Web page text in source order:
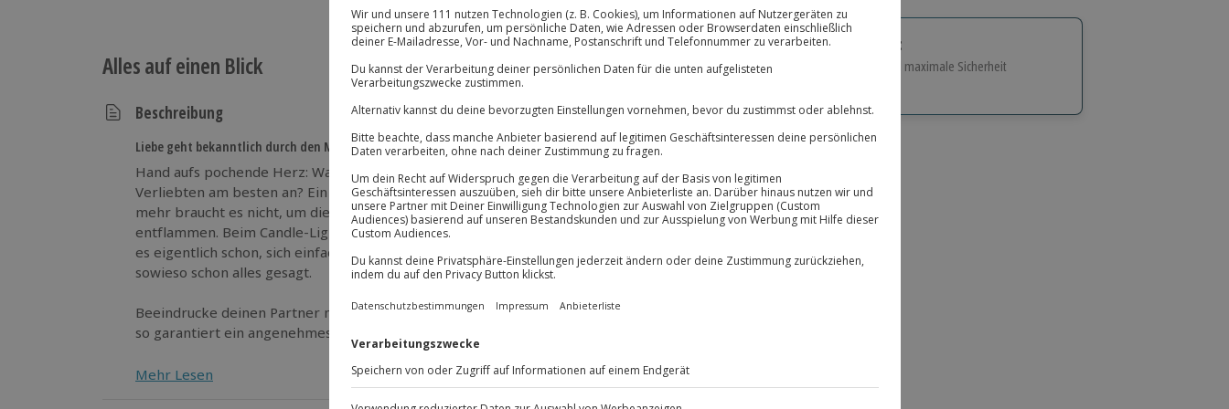
Immer das richtige Geschenk:
Große Auswahl, volle Flexibilität und maximale Sicherheit
Große Auswahl
Über 9.000 Erlebnisse.
Volle Flexibilität
Jeder Gutschein für alle Erlebnisse einlösbar.
Maximale Sicherheit
10 Jahre gültig & verlängerbar.
Alles auf einen Blick
Beschreibung
Liebe geht bekanntlich durch den Magen!
Hand aufs pochende Herz: Was kommt bei allen Frisch- und Dauer-
Verliebten am besten an? Ein wundervolles Candle-Light-Dinner! Denn
mehr braucht es nicht, um die Liebe zu entfachen oder aufs Neue zu
entflammen. Beim Candle-Light-Dinner im romantischen Ambiente reicht
es eigentlich schon, sich einfach nur in die Augen zu sehen. Denn damit ist
sowieso schon alles gesagt.
Beeindrucke deinen Partner mit einer köstlichen Liebeserklärung und löse
so garantiert ein angenehmes Kribbeln im Bauch aus!
Mehr Lesen